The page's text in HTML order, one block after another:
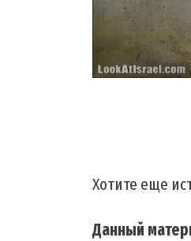
Хотите еще
Данный